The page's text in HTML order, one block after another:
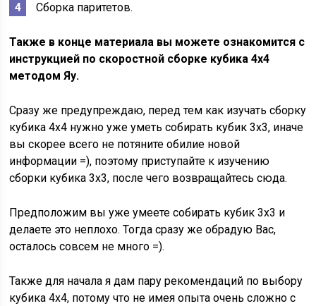
Сборка паритетов.
Также в конце материала вы можете ознакомится с
инструкцией по скоростной сборке кубика 4х4
методом Яу.
Сразу же предупреждаю, перед тем как изучать сборку
кубика 4х4 нужно уже уметь собирать кубик 3х3, иначе
вы скорее всего не потяните обилие новой
информации =), поэтому приступайте к изучению
сборки кубика 3х3, после чего возвращайтесь сюда.
Предположим вы уже умеете собирать кубик 3х3 и
делаете это неплохо. Тогда сразу же обрадую Вас,
осталось совсем не много =).
Также для начала я дам пару рекомендаций по выбору
кубика 4х4, потому что не имея опыта очень сложно с